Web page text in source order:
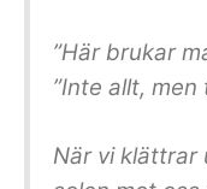
”Här brukar
”Inte allt, men
När vi klättrar